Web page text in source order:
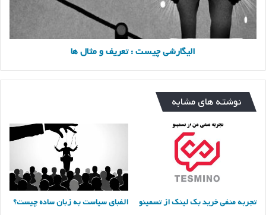
الیگارشی چیست : تعریف و مثال ها
نوشته های مشابه
تجربه منفی خرید بک لینک از تسمینو الفبای سیاست به زبان ساده چیست؟